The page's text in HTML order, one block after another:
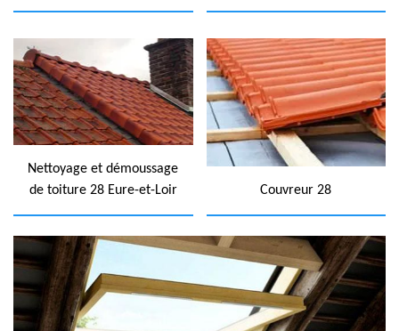
Nettoyage et démoussage
de toiture 28 Eure-et-Loir
Couvreur 28